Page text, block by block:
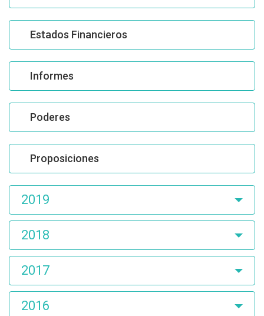
Estados Financieros
Informes
Poderes
Proposiciones
2019
2018
2017
2016